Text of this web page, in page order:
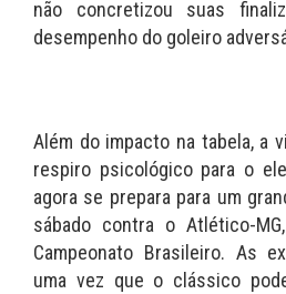
não concretizou suas
desempenho do goleiro
Além do impacto na tabela, a
respiro psicológico para o
agora se prepara para um
sábado contra o Atlético-
Campeonato Brasileiro. As
uma vez que o clássico